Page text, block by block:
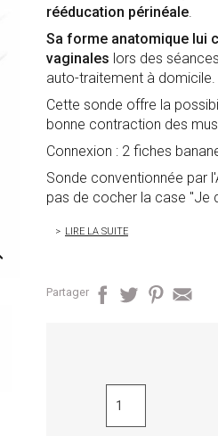
rééducation périnéale.
Sa forme anatomique lui
vaginales lors des
auto-traitement à domicile.
Cette sonde offre la
bonne contraction des
Connexion : 2 fiches
Sonde conventionnée par
pas de cocher la case "Je
LIRE LA SUITE
Partager